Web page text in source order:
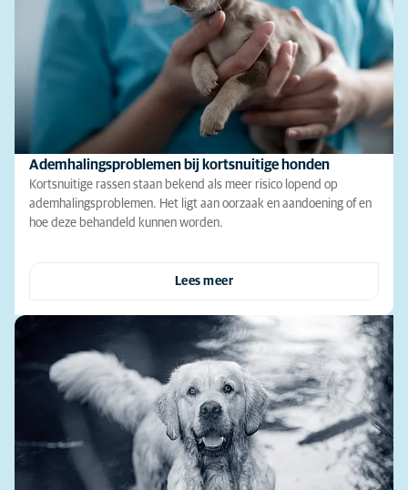
Ademhalingsproblemen bij kortsnuitige honden
Kortsnuitige rassen staan bekend als meer risico lopend op
ademhalingsproblemen. Het ligt aan oorzaak en aandoening of en
hoe deze behandeld kunnen worden.
Lees meer